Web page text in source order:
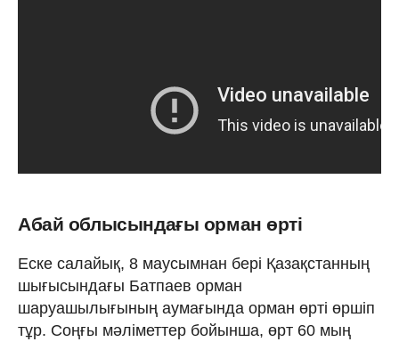
Абай облысындағы орман өрті
Еске салайық, 8 маусымнан бері Қазақстанның
шығысындағы Батпаев орман
шаруашылығының аумағында орман өрті өршіп
тұр. Соңғы мәліметтер бойынша, өрт 60 мың